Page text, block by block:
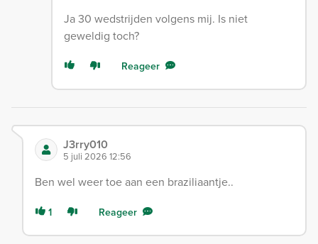
Ja 30 wedstrijden volgens mij. Is niet
geweldig toch?
Reageer
J3rry010
5 juli 2026 12:56
Ben wel weer toe aan een braziliaantje..
1 Reageer